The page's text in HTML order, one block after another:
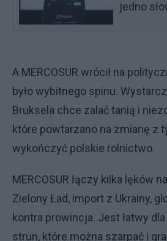
jedno
A MERCOSUR wrócił na
było wybitnego spinu.
Bruksela chce zalać tanią i
które powtarzano na zmianę z
wykończyć polskie rolnictwo.
MERCOSUR łączy kilka lęków
Zielony Ład, import z Ukrainy,
kontra prowincja. Jest łatwy
strun, które można szarpać i